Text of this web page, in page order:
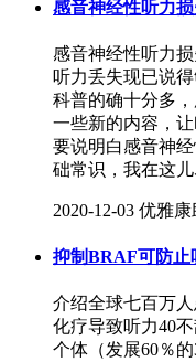
感音神经性听力
感音神经性听力
听力丢失现已说
科普的确十分多
一些新的内容，
要说明白感音神
础常识，我在这儿
2020-12-03 优雅康
抑制BRAF可防止
介绍全球七百万
化疗导致听力40
个体（发展60％